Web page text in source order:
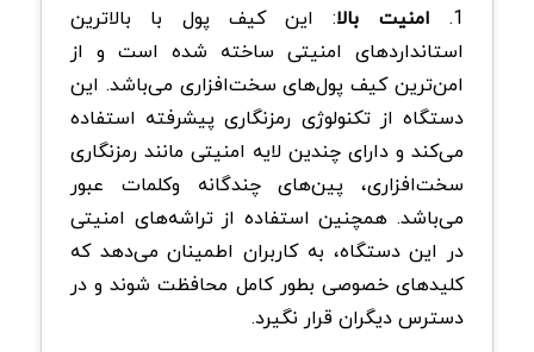
1.
امنیت بالا: این کیف پول با بالاترین
استانداردهای امنیتی ساخته شده است و از
امن‌ترین کیف پول‌های سخت‌افزاری می‌باشد. این
دستگاه از تکنولوژی رمزنگاری پیشرفته استفاده
می‌کند و دارای چندین لایه امنیتی مانند رمزنگاری
سخت‌افزاری، پین‌های چندگانه وکلمات عبور
می‌باشد. همچنین استفاده از تراشه‌های امنیتی
در این دستگاه، به کاربران اطمینان می‌دهد که
کلیدهای خصوصی بطور کامل محافظت شوند و در
دسترس دیگران قرار نگیرد.